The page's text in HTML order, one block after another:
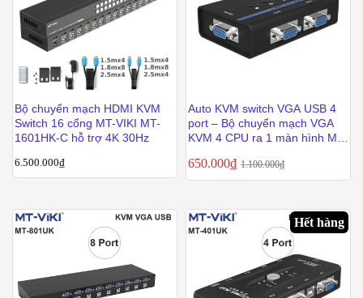
Bộ chuyển mạch HDMI KVM
Switch 16 cổng MT-VIKI MT-
1601HK-C hỗ trợ 4K 30Hz
6.500.000₫
Auto KVM switch VGA USB 4
port – Bộ chuyển mạch VGA
KVM 4 CPU ra 1 màn hình MT-
650.000₫ 1.100.000₫
Hết hàng